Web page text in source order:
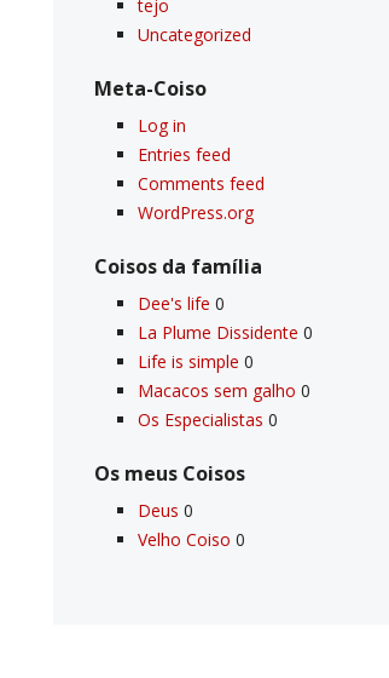
tejo
Uncategorized
Meta-Coiso
Log in
Entries feed
Comments feed
WordPress.org
Coisos da famí­lia
Dee's life 0
La Plume Dissidente 0
Life is simple 0
Macacos sem galho 0
Os Especialistas 0
Os meus Coisos
Deus 0
Velho Coiso 0